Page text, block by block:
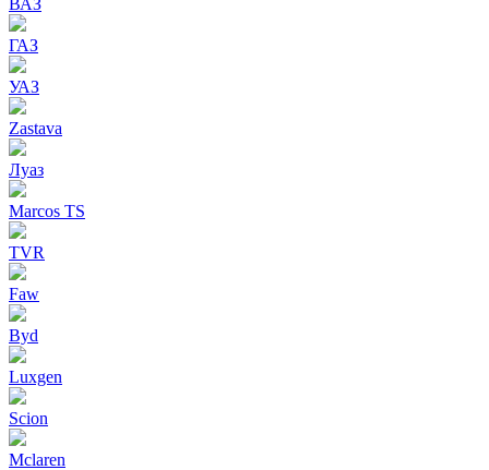
ВАЗ
ГАЗ
УАЗ
Zastava
Луаз
Marcos TS
TVR
Faw
Byd
Luxgen
Scion
Mclaren